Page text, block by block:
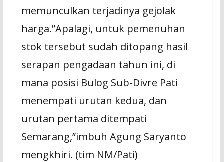
memunculkan terjadinya gejolak
harga.”Apalagi, untuk pemenuhan
stok tersebut sudah ditopang hasil
serapan pengadaan tahun ini, di
mana posisi Bulog Sub-Divre Pati
menempati urutan kedua, dan
urutan pertama ditempati
Semarang,”imbuh Agung Saryanto
mengkhiri. (tim NM/Pati)